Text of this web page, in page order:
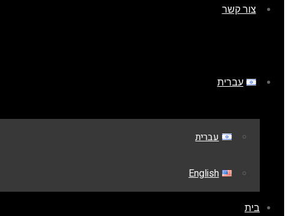
צור קשר
עברית
עברית
English
בית